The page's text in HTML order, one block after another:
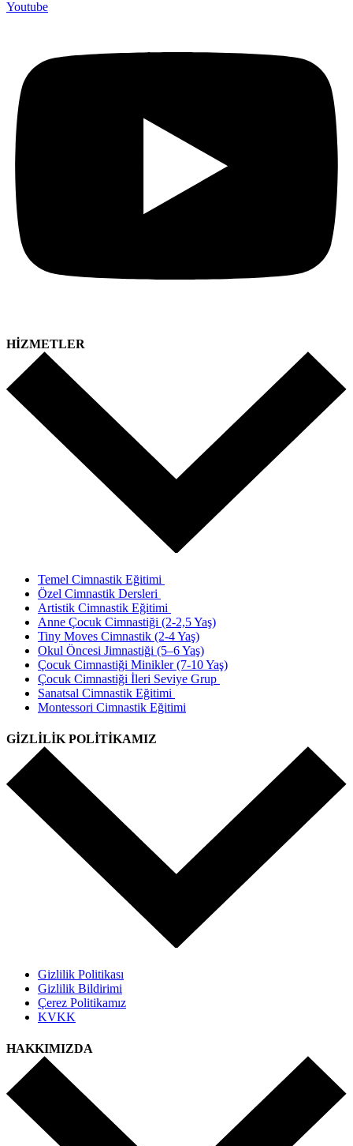
Youtube
HİZMETLER
Temel Cimnastik Eğitimi
Özel Cimnastik Dersleri
Artistik Cimnastik Eğitimi
Anne Çocuk Cimnastiği (2-2,5 Yaş)
Tiny Moves Cimnastik (2-4 Yaş)
Okul Öncesi Jimnastiği (5–6 Yaş)
Çocuk Cimnastiği Minikler (7-10 Yaş)
Çocuk Cimnastiği İleri Seviye Grup
Sanatsal Cimnastik Eğitimi
Montessori Cimnastik Eğitimi
GİZLİLİK POLİTİKAMIZ
Gizlilik Politikası
Gizlilik Bildirimi
Çerez Politikamız
KVKK
HAKKIMIZDA